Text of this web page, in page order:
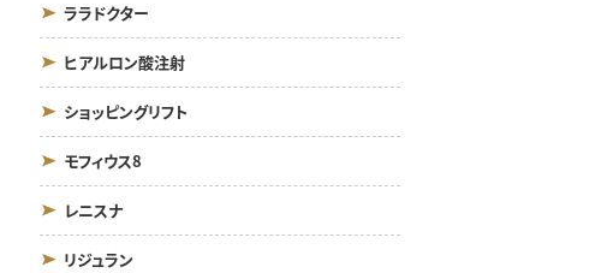
ララドクター
ヒアルロン酸注射
ショッピングリフト
モフィウス8
レニスナ
リジュラン